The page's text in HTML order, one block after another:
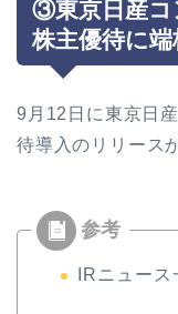
③東京日産コ
株主優待に
9月12日に東京日
待導入のリリース
IRニュー